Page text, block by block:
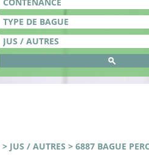
> JUS / AUTRES > 6887 BAGUE